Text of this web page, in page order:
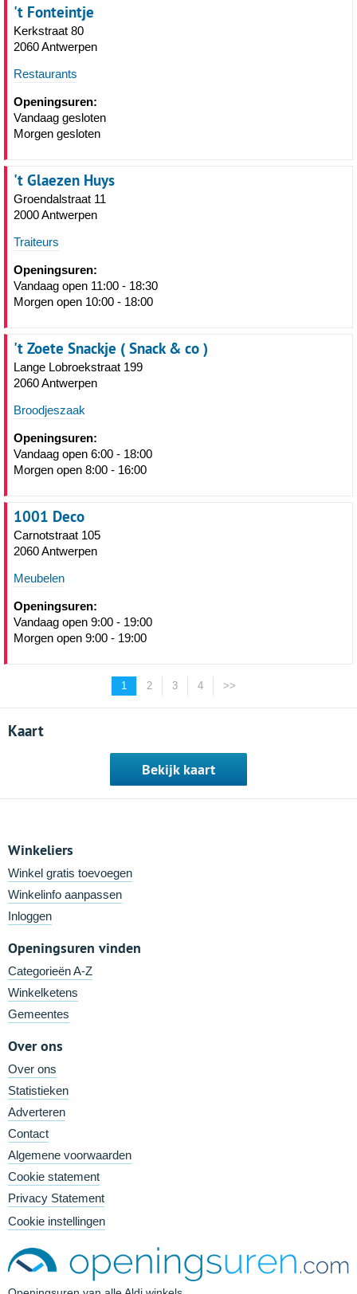
't Fonteintje
Kerkstraat 80
2060 Antwerpen
Restaurants
Openingsuren:
Vandaag gesloten
Morgen gesloten
't Glaezen Huys
Groendalstraat 11
2000 Antwerpen
Traiteurs
Openingsuren:
Vandaag open 11:00 - 18:30
Morgen open 10:00 - 18:00
't Zoete Snackje ( Snack & co )
Lange Lobroekstraat 199
2060 Antwerpen
Broodjeszaak
Openingsuren:
Vandaag open 6:00 - 18:00
Morgen open 8:00 - 16:00
1001 Deco
Carnotstraat 105
2060 Antwerpen
Meubelen
Openingsuren:
Vandaag open 9:00 - 19:00
Morgen open 9:00 - 19:00
1 2 3 4 >>
Kaart
Bekijk kaart
Winkeliers
Winkel gratis toevoegen
Winkelinfo aanpassen
Inloggen
Openingsuren vinden
Categorieën A-Z
Winkelketens
Gemeentes
Over ons
Over ons
Statistieken
Adverteren
Contact
Algemene voorwaarden
Cookie statement
Privacy Statement
Cookie instellingen